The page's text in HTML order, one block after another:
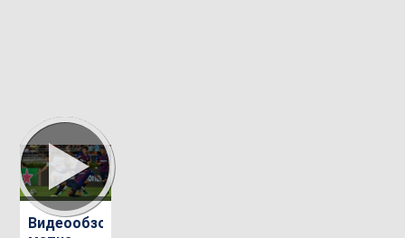
Видеообзор